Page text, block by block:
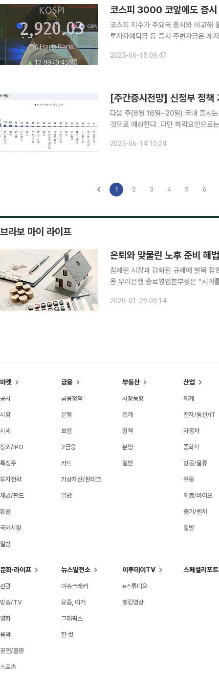
코스피 3000 코앞에도 증시
코스피 지수가 주요국 증시와 비교해
투자자예탁금 등 증시 주변자금은 제
2025-06-15 09:47
[주간증시전망] 신정부 정
다음 주(6월 16일~20일) 국내 증시
것으로 예상한다. 다만 하락요인으로
피 지수는 전주 대비 82.57포인트
2025-06-14 10:24
1 2 3 4 5 6
브라보 마이 라이프
은퇴와 맞물린 노후 준비 해법
침체된 시장과 강화된 규제에 발목
응 우리은행 종로영업본부장은 “시야
다. 50대는 소득이 가장 많은 시기인
2020-01-29 09:14
마켓
공시
시황
시세
장외/IPO
특징주
투자전략
채권/펀드
환율
국제시황
일반
금융
금융정책
은행
보험
2금융
카드
가상자산/핀테크
일반
부동산
시장동향
업계
정책
분양
일반
산업
재계
전자/통신/IT
자동차
중화학
항공/물류
유통
의료/바이오
중기/벤처
일반
문화·라이프
관광
방송/TV
영화
음악
공연/출판
스포츠
뉴스발전소
이슈크래커
요즘, 이거
그래픽스
한 컷
이투데이TV
e스튜디오
랭킹영상
스페셜리포트